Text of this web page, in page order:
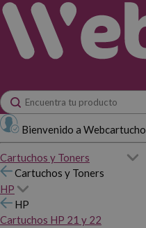
Bienvenido a Webcartucho
Cartuchos y Toners
Cartuchos y Toners
HP
HP
Cartuchos HP 21 y 22